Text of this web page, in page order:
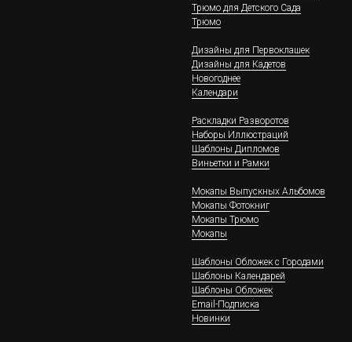
Трюмо для Детского Сада
Трюмо
Дизайны для Первоклашек
Дизайны для Кадетов
Новогоднее
Календари
Раскладки Разворотов
Наборы Иллюстраций
Шаблоны Дипломов
Виньетки и Рамки
Мокапы Выпускных Альбомов
Мокапы Фотокниг
Мокапы Трюмо
Мокапы
Шаблоны Обложек c Городами
Шаблоны Календарей
Шаблоны Обложек
Email-Подписка
Новинки